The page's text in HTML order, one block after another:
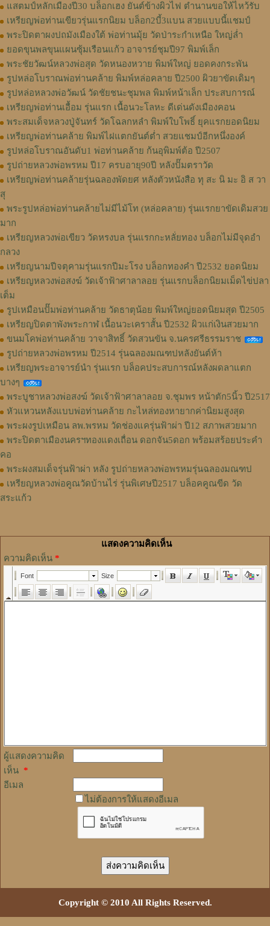
แสตมป์หลักเมืองปี30 บล็อกเฮง ยันต์ข้างผิวไฟ ตำนานขอให้ไหว้รับ
เหรียญพ่อท่านเขียวรุ่นแรกนิยม บล็อก2บี้3แบน สวยแบบนี้แชมป์
พระปิดตาผงปถมังเมืองใต้ พ่อท่านมุ้ย วัดป่าระกำเหนือ ใหญ่ล่ำ
ยอดขุนพลขุนแผนซุ้มเรือนแก้ว อาจารย์ชุมปี97 พิมพ์เล็ก
พระชัยวัฒน์หลวงพ่อสุด วัดหนองหวาย พิมพ์ใหญ่ ยอดคงกระพัน
รูปหล่อโบราณพ่อท่านคล้าย พิมพ์หล่อคลาย ปี2500 ผิวยาขัดเดิมๆ
รูปหล่อหลวงพ่อวัฒน์ วัดชัยชนะชุมพล พิมพ์หน้าเล็ก ประสบการณ์
เหรียญพ่อท่านเอื้อม รุ่นแรก เนื้อนวะโลหะ ดีเด่นดังเมืองคอน
พระสมเด็จหลวงปู่จันทร์ วัดโฉลกหลำ พิมพ์ใบโพธิ์ ยุคแรกยอดนิยม
เหรียญพ่อท่านคล้าย พิมพ์ไฝแตกยันต์ต่ำ สวยแชมป์อีกหนึ่งองค์
รูปหล่อโบราณอันดับ1 พ่อท่านคล้าย ก้นอุพิมพ์ต้อ ปี2507
รูปถ่ายหลวงพ่อพรหม ปี17 ครบอายุ90ปี หลังปั๊มตราวัด
เหรียญพ่อท่านคล้ายรุ่นฉลองพัดยศ หลังตัวหนังสือ ทุ สะ นิ มะ อิ ส วา
สุ
พระรูปหล่อพ่อท่านคล้ายไม่มีไม้โท (หล่อคลาย) รุ่นแรกยาขัดเดิมสวย
มาก
เหรียญหลวงพ่อเขียว วัดหรงบล รุ่นแรกกะหลั่ยทอง บล็อกไม่มีจุดอำ
กลวง
เหรียญนามปีจตุคามรุ่นแรกปีมะโรง บล็อกทองคำ ปี2532 ยอดนิยม
เหรียญหลวงพ่อสงฆ์ วัดเจ้าฟ้าศาลาลอย รุ่นแรกบล็อกนิยมเม็ดไข่ปลา
เต็ม
รูปเหมือนปั๊มพ่อท่านคล้าย วัดธาตุน้อย พิมพ์ใหญ่ยอดนิยมสุด ปี2505
เหรียญปิดตาพังพระกาฬ เนื้อนวะเคราสั้น ปี2532 ผิวแก่เงินสวยมาก
ขนมโคพ่อท่านคล้าย วาจาสิทธิ์ วัดสวนขัน จ.นครศรีธรรมราช
รูปถ่ายหลวงพ่อพรหม ปี2514 รุ่นฉลองมณฑปหลังยันต์ห้า
เหรียญพระอาจารย์นำ รุ่นแรก บล็อคประสบการณ์หลังผดลาแตก
บางๆ
พระบูชาหลวงพ่อสงฆ์ วัดเจ้าฟ้าศาลาลอย จ.ชุมพร หน้าตัก5นิ้ว ปี2517
หัวแหวนหลังแบบพ่อท่านคล้าย กะไหล่ทองหายากค่านิยมสูงสุด
พระผงรูปเหมือน ลพ.พรหม วัดช่องแครุ่นฟ้าผ่า ปี12 สภาพสวยมาก
พระปิดตาเมืองนครฯทองแดงเถื่อน ดอกจัน5ดอก พร้อมสร้อยประคำ
คอ
พระผงสมเด็จรุ่นฟ้าผ่า หลัง รูปถ่ายหลวงพ่อพรหมรุ่นฉลองมณฑป
เหรียญหลวงพ่อคูณวัดบ้านไร่ รุ่นพิเศษปี2517 บล็อคคูณขีด วัด
สระแก้ว
แสดงความคิดเห็น
ความคิดเห็น *
ผู้แสดงความคิด
เห็น *
อีเมล
ไม่ต้องการให้แสดงอีเมล
Copyright © 2010 All Rights Reserved.